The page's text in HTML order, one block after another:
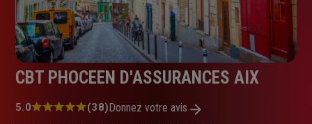
CBT PHOCEEN D'ASSURANCES AIX
Note
5.0 (38)Donnez votre avis